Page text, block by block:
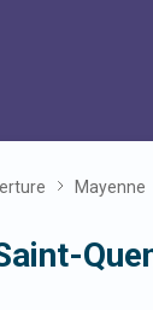
Mayenne